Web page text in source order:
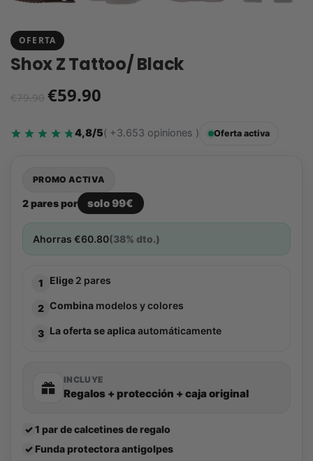
OFERTA
Shox Z Tattoo/ Black
€79.90 €59.90
4,8/5( +3.653 opiniones ) Oferta activa
PROMO ACTIVA
2 pares por solo 99€
Ahorras €60.80(38% dto.)
1 Elige 2 pares
2 Combina modelos y colores
3 La oferta se aplicaautomáticamente
INCLUYE
Regalos + protección + caja original
✓1 par de calcetines de regalo
✓ Funda protectora antigolpes